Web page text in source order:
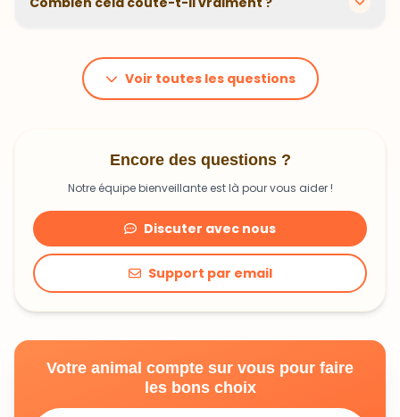
animal. En moyenne, comptez 1,20€ à 1,99€ par jour.
C'est un investissement dans sa santé qui peut vous
faire économiser en frais vétérinaires !
Voir toutes les questions
Encore des questions ?
Notre équipe bienveillante est là pour vous aider !
Discuter avec nous
Support par email
Votre animal compte sur vous pour faire
les bons choix